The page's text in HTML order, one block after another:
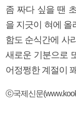
좀 짜다 싶을 땐
을 지긋이 혀에 올
함도 순식간에 사
새로운 기분으로
어정쩡한 계절이
ⓒ국제신문